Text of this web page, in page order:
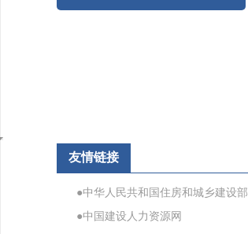
友情链接
●中华人民共和国住房和城乡建设部
●中国建设人力资源网